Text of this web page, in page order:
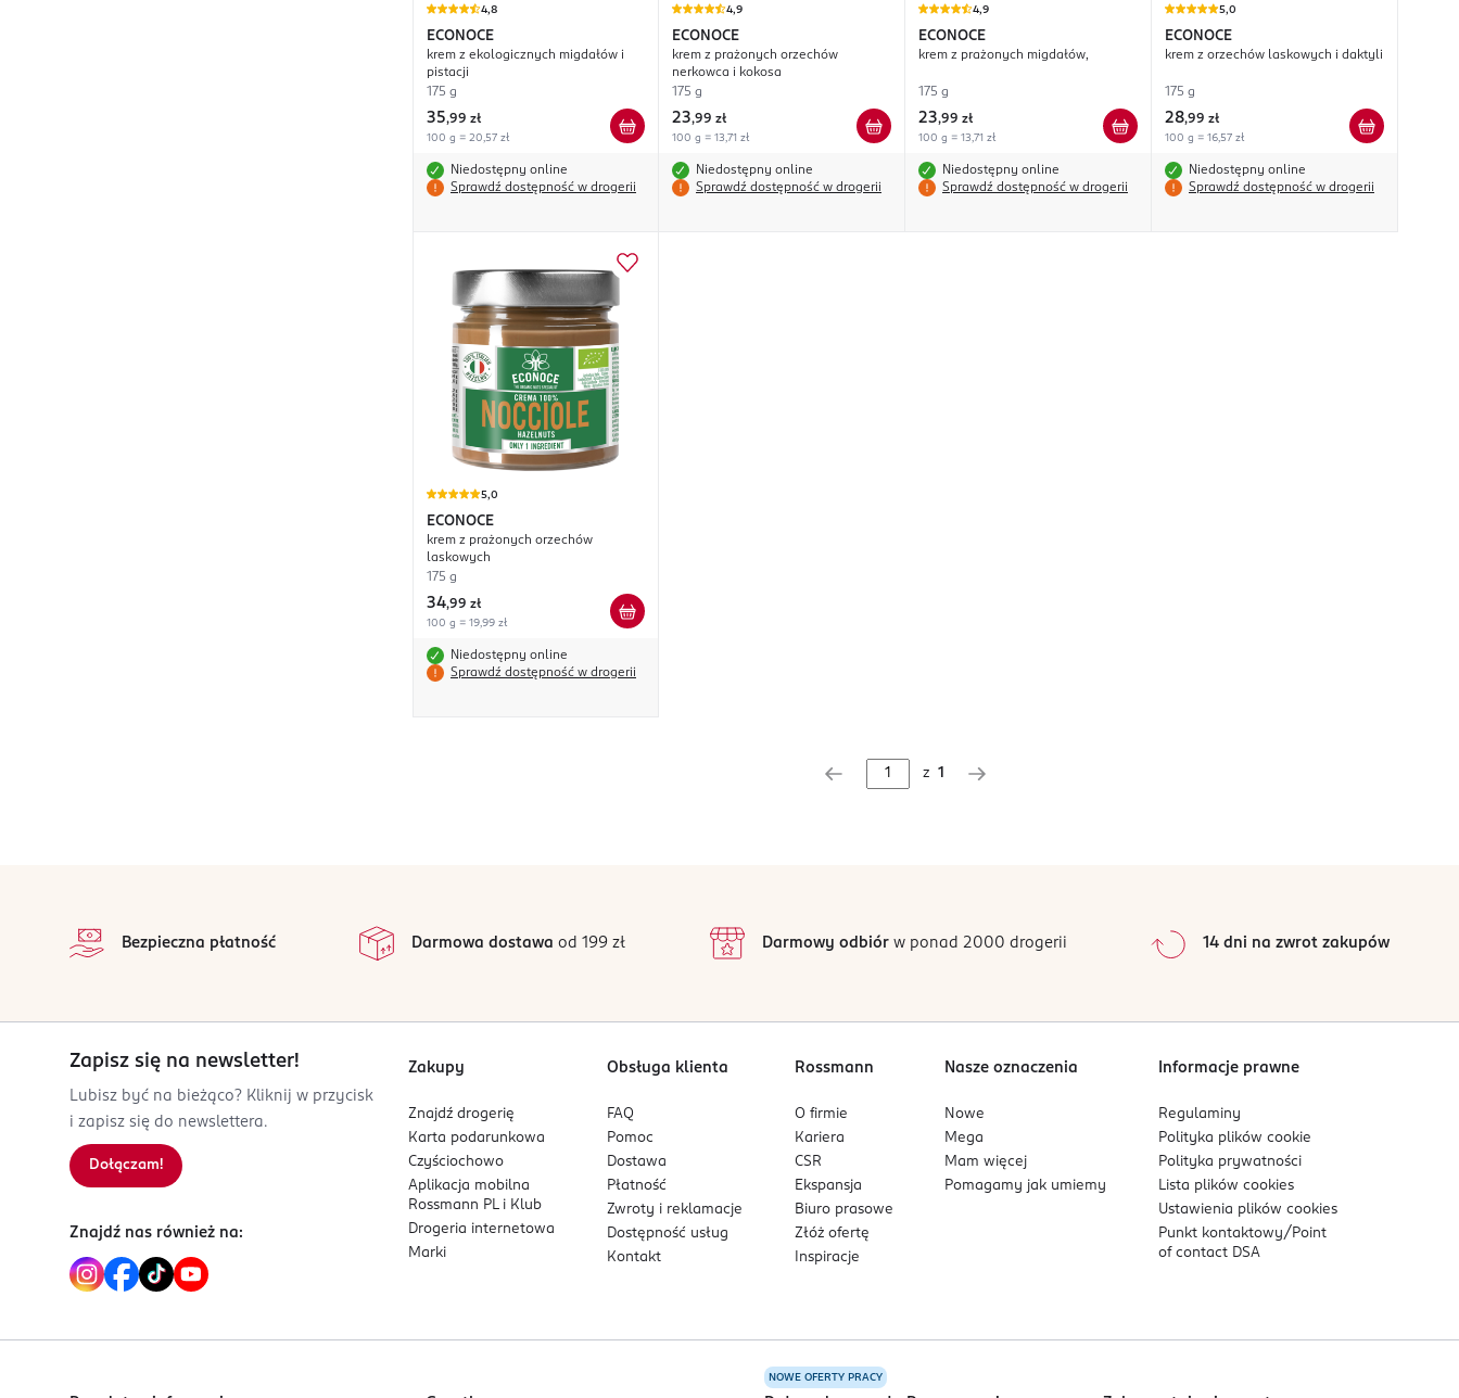
4,8
ECONOCE
krem z ekologicznych migdałów i
pistacji
175 g
35,99 zł
100 g = 20,57 zł
Niedostępny online
Sprawdź dostępność w drogerii
4,9
ECONOCE
krem z prażonych orzechów
nerkowca i kokosa
175 g
23,99 zł
100 g = 13,71 zł
Niedostępny online
Sprawdź dostępność w drogerii
4,9
ECONOCE
krem z prażonych migdałów,
175 g
23,99 zł
100 g = 13,71 zł
Niedostępny online
Sprawdź dostępność w drogerii
5,0
ECONOCE
krem z orzechów laskowych i daktyli
175 g
28,99 zł
100 g = 16,57 zł
Niedostępny online
Sprawdź dostępność w drogerii
5,0
ECONOCE
krem z prażonych orzechów
laskowych
175 g
34,99 zł
100 g = 19,99 zł
Niedostępny online
Sprawdź dostępność w drogerii
z 1
Bezpieczna płatność Darmowa dostawa od 199 zł Darmowy odbiórw ponad 2000 drogerii 14 dni na zwrot zakupów
Zapisz się na newsletter!
Lubisz być na bieżąco? Kliknij w przycisk
i zapisz się do newslettera.
Dołączam!
Znajdź nas również na:
Zakupy
Znajdź drogerię
Karta podarunkowa
Czyściochowo
Aplikacja mobilna
Rossmann PL i Klub
Drogeria internetowa
Marki
Obsługa klienta
FAQ
Pomoc
Dostawa
Płatność
Zwroty i reklamacje
Dostępność usług
Kontakt
Rossmann
O firmie
Kariera
CSR
Ekspansja
Biuro prasowe
Złóż ofertę
Inspiracje
Nasze oznaczenia
Nowe
Mega
Mam więcej
Pomagamy jak umiemy
Informacje prawne
Regulaminy
Polityka plikówcookie
Polityka prywatności
Lista plikówcookies
Ustawienia plikówcookies
Punkt kontaktowy/ Point
of contact DSA
NOWE OFERTY PRACY